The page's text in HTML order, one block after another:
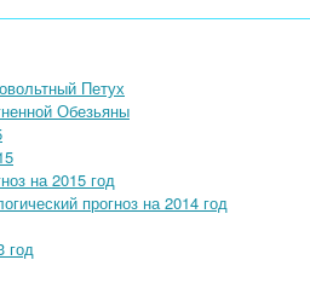
Петух
Обезьяны
на 2015 год
прогноз на 2014 год
год